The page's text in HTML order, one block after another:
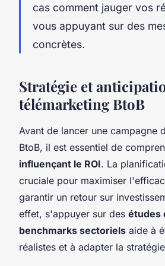
cas comment jauger vos
vous appuyant sur des
concrètes.
Stratégie et
télémarketing BtoB
Avant de lancer une campagne
BtoB, il est essentiel de
influençant le ROI. La
cruciale pour maximiser
garantir un retour sur
effet, s'appuyer sur des études
benchmarks sectoriels aide à
réalistes et à adapter la